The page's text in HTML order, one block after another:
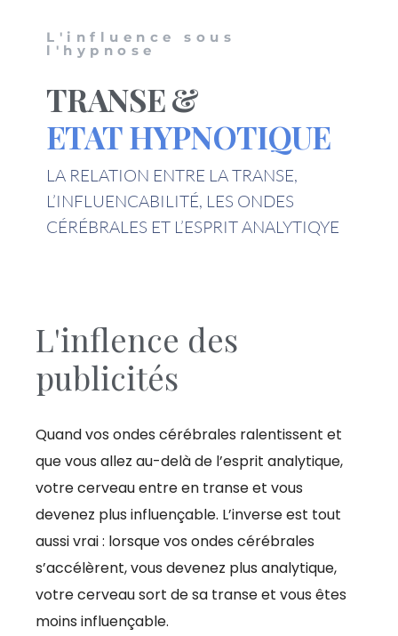
L'influence sous
l'hypnose
TRANSE &
ETAT HYPNOTIQUE
LA RELATION ENTRE LA TRANSE,
L’INFLUENCABILITÉ, LES ONDES
CÉRÉBRALES ET L’ESPRIT ANALYTIQYE
L'inflence des
publicités
Quand vos ondes cérébrales ralentissent et
que vous allez au-delà de l’esprit analytique,
votre cerveau entre en transe et vous
devenez plus influençable. L’inverse est tout
aussi vrai : lorsque vos ondes cérébrales
s’accélèrent, vous devenez plus analytique,
votre cerveau sort de sa transe et vous êtes
moins influençable.